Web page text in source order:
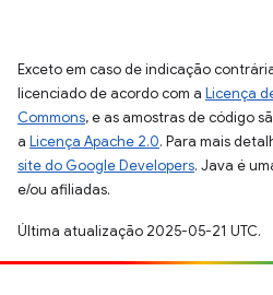
Exceto em caso de indicação
licenciado de acordo com a Licença
Commons, e as amostras de código
a Licença Apache 2.0. Para mais
site do Google Developers. Java é
e/ou afiliadas.
Última atualização 2025-05-21 UTC.